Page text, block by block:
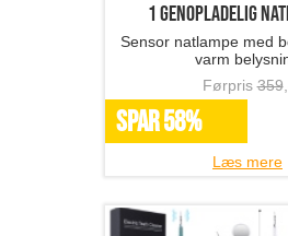
1 genopladelig
Sensor natlampe med
varm
Førpris359
SPAR 58%
Læs mere